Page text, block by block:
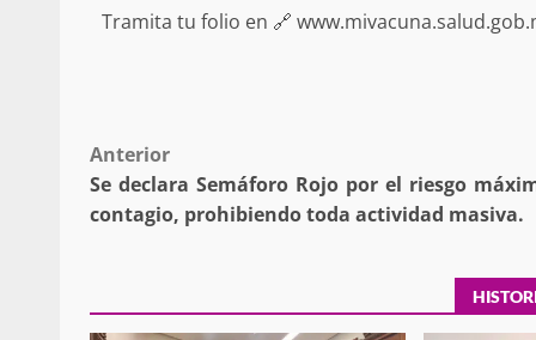
Tramita tu folio en 🔗
Post
navigation
Anterior
Se declara Semáforo Rojo por el riesgo
contagio, prohibiendo toda actividad masiva.
admin 16 julio 2026